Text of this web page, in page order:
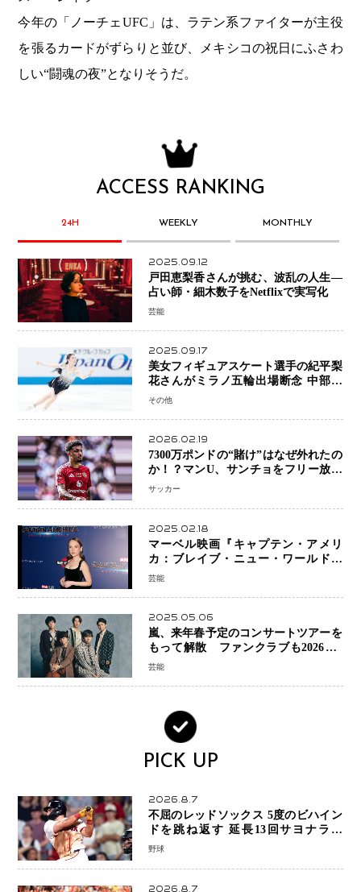
今年の「ノーチェUFC」は、ラテン系ファイターが主役
を張るカードがずらりと並び、メキシコの祝日にふさわ
しい“闘魂の夜”となりそうだ。
ACCESS RANKING
24H WEEKLY MONTHLY
2025.09.12
戸田恵梨香さんが挑む、波乱の人生―
占い師・細木数子をNetflixで実写化
芸能
2025.09.17
美女フィギュアスケート選手の紀平梨
花さんがミラノ五輪出場断念 中部選
手権欠場を発表「安全最優先の判断」
その他
2026.02.19
7300万ポンドの“賭け”はなぜ外れたの
か！？マンU、サンチョをフリー放出
へ・・・補強戦略の転換点に
サッカー
2025.02.18
マーベル映画『キャプテン・アメリ
カ：ブレイブ・ニュー・ワールド』
新ブラック・ウィドウ役のシラ・ハー
芸能
2025.05.06
嵐、来年春予定のコンサートツアーを
もって解散 ファンクラブも2026年5
月末で活動終了
芸能
PICK UP
2026.8.7
不屈のレッドソックス 5度のビハイン
ドを跳ね返す 延長13回サヨナラ勝
ち 吉田正尚選手も2安打1打点で貢献 4
野球
2026.8.7